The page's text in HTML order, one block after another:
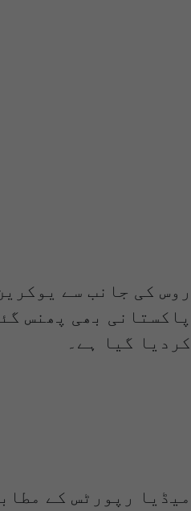
روس کی جانب سے
پاکستانی بھی پھنس
کردیا گیا ہے۔
میڈیا رپورٹس کے